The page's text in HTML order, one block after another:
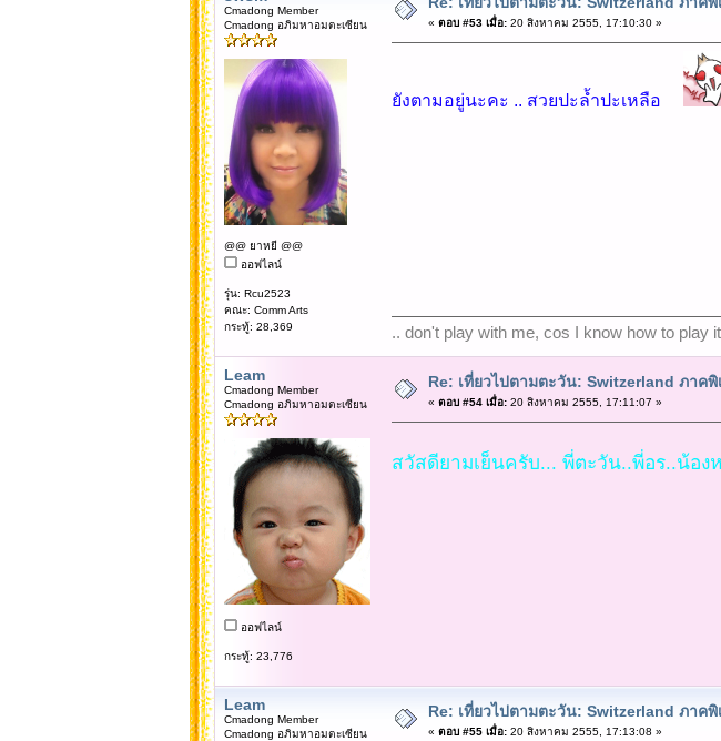
Cmadong Member
Cmadong อภิมหาอมตะเซียน
@@ ยาหยี @@
ออฟไลน์
รุ่น: Rcu2523
คณะ: Comm Arts
กระทู้: 28,369
« ตอบ #53 เมื่อ:20 สิงหาคม 2555, 17:10:30 »
ยังตามอยู่นะคะ .. สวยปะล้ำปะเหลือ
.. don't play with me, cos I know how to play
Leam
Cmadong Member
Cmadong อภิมหาอมตะเซียน
ออฟไลน์
กระทู้: 23,776
Re: เที่ยวไปตามตะวัน: Switzerland ภาคพิ
« ตอบ #54 เมื่อ:20 สิงหาคม 2555, 17:11:07 »
สวัสดียามเย็นครับ... พี่ตะวัน..พี่อร..น้อง
Leam
Cmadong Member
Cmadong อภิมหาอมตะเซียน
Re: เที่ยวไปตามตะวัน: Switzerland ภาคพิ
« ตอบ #55 เมื่อ:20 สิงหาคม 2555, 17:13:08 »